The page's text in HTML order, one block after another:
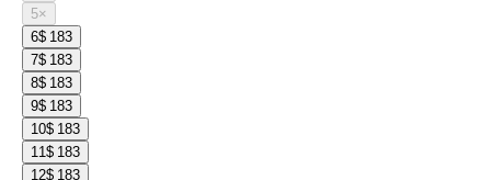
5×
6$ 183
7$ 183
8$ 183
9$ 183
10$ 183
11$ 183
12$ 183